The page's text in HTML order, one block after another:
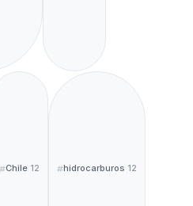
Chile 12 hidrocarburos 12